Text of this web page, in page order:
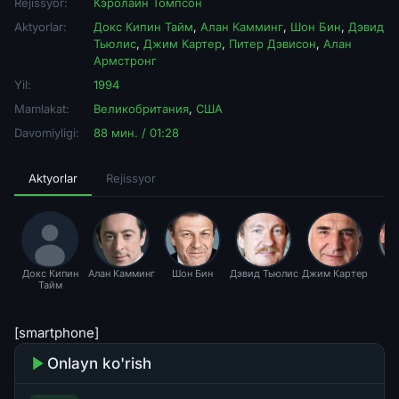
Aktyorlar:
Докс Кипин Тайм, Алан Камминг, Шон Бин, Дэвид
Тьюлис, Джим Картер, Питер Дэвисон, Алан
Армстронг
Yil:
1994
Mamlakat:
Великобритания, США
Davomiyligi:
88 мин. / 01:28
Aktyorlar Rejissyor
Докс Кипин
Тайм
Алан Камминг Шон Бин Дэвид Тьюлис Джим Картер
[smartphone]
Onlayn ko'rish